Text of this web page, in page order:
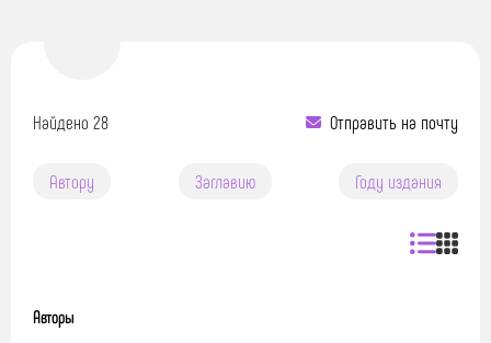
Найдено 28 Отправить на почту
Автору Заглавию Году издания
Авторы